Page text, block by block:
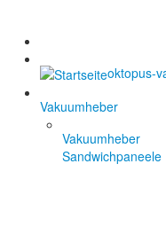
oktopus-
Vakuumheber
Vakuumheber
Sandwichpaneele